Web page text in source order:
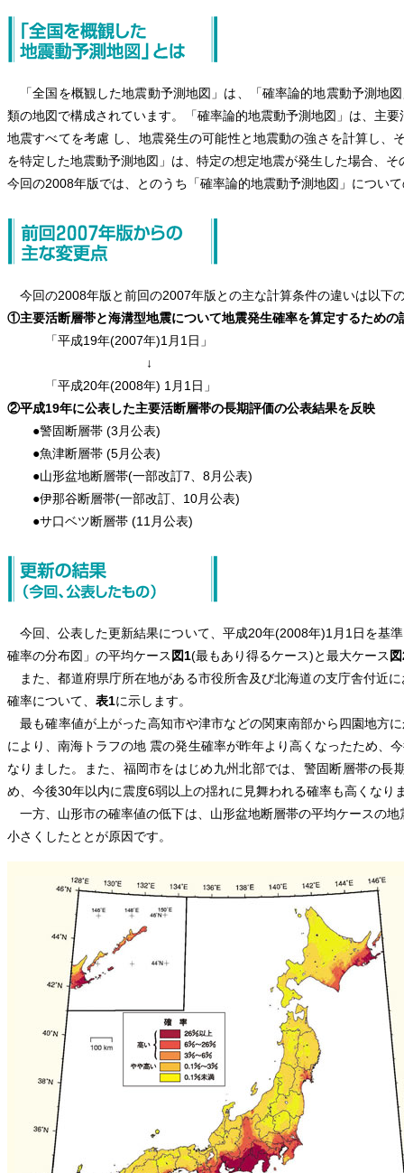
「全国を概観した地震動予測地図」は、「確率論的地震動予測地
類の地図で構成されています。「確率論的地震動予測地図」は、主
地震すべてを考慮 し、地震発生の可能性と地震動の強さを計算し、
を特定した地震動予測地図」は、特定の想定地震が発生した場合、
今回の2008年版では、とのうち「確率論的地震動予測地図」につい
今回の2008年版と前回の2007年版との主な計算条件の違いは以下
①主要活断層帯と海溝型地震について地震発生確率を算定するための
「平成19年(2007年)1月1日」
↓
「平成20年(2008年) 1月1日」
②平成19年に公表した主要活断層帯の長期評価の公表結果を反映
●警固断層帯 (3月公表)
●魚津断層帯 (5月公表)
●山形盆地断層帯(一部改訂7、8月公表)
●伊那谷断層帯(一部改訂、10月公表)
●サ口ベツ断層帯 (11月公表)
今回、公表した更新結果について、平成20年(2008年)1月1日を基
確率の分布図」の平均ケース 図1(最もあり得るケース)と最大ケース
また、都道府県庁所在地がある市役所舎及び北海道の支庁舎付近
確率について、 表1に示します。
最も確率値が上がった高知市や津市などの関東南部から四園地方
により、南海トラフの地 震の発生確率が昨年より高くなったため、
なりました。また、福岡市をはじめ九州北部では、警固断層帯の
め、今後30年以内に震度6弱以上の揺れに見舞われる確率も高くなり
一方、山形市の確率値の低下は、山形盆地断層帯の平均ケースの
小さくしたととが原因です。